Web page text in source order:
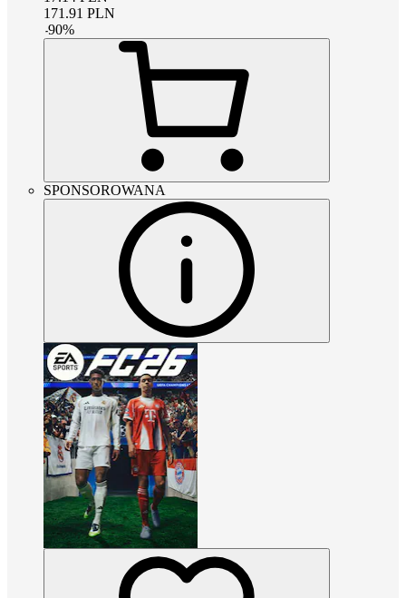
171.91 PLN
-90%
SPONSOROWANA